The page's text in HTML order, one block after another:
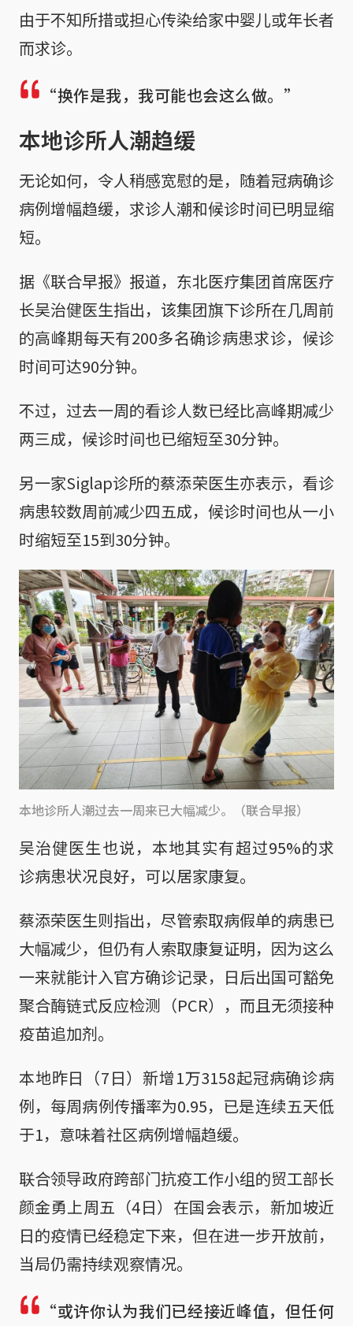
由于不知所措或担心传染给家中婴儿或年长者
而求诊。
“换作是我，我可能也会这么做。”
本地诊所人潮趋缓
无论如何，令人稍感宽慰的是，随着冠病确诊
病例增幅趋缓，求诊人潮和候诊时间已明显缩
短。
据《联合早报》报道，东北医疗集团首席医疗
长吴治健医生指出，该集团旗下诊所在几周前
的高峰期每天有200多名确诊病患求诊，候诊
时间可达90分钟。
不过，过去一周的看诊人数已经比高峰期减少
两三成，候诊时间也已缩短至30分钟。
另一家Siglap诊所的蔡添荣医生亦表示，看诊
病患较数周前减少四五成，候诊时间也从一小
时缩短至15到30分钟。
本地诊所人潮过去一周来已大幅减少。（联合早报）
吴治健医生也说，本地其实有超过95%的求
诊病患状况良好，可以居家康复。
蔡添荣医生则指出，尽管索取病假单的病患已
大幅减少，但仍有人索取康复证明，因为这么
一来就能计入官方确诊记录，日后出国可豁免
聚合酶链式反应检测（PCR），而且无须接种
疫苗追加剂。
本地昨日（7日）新增1万3158起冠病确诊病
例，每周病例传播率为0.95，已是连续五天低
于1，意味着社区病例增幅趋缓。
联合领导政府跨部门抗疫工作小组的贸工部长
颜金勇上周五（4日）在国会表示，新加坡近
日的疫情已经稳定下来，但在进一步开放前，
当局仍需持续观察情况。
“或许你认为我们已经接近峰值，但任何